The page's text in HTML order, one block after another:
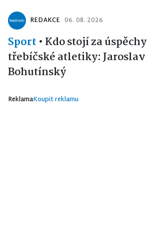
REDAKCE 06. 08. 2026
Sport • Kdo stojí za úspěchy
třebíčské atletiky: Jaroslav
Bohutínský
ReklamaKoupit reklamu